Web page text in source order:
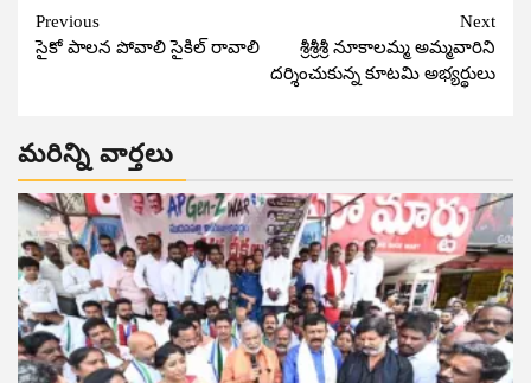
Continue
Reading
Previous
సైకో పాలన పోవాలి సైకిల్ రావాలి
Next
శ్రీశ్రీశ్రీ నూకాలమ్మ అమ్మవారిని
దర్శించుకున్న కూటమి అభ్యర్థులు
మరిన్ని వార్తలు